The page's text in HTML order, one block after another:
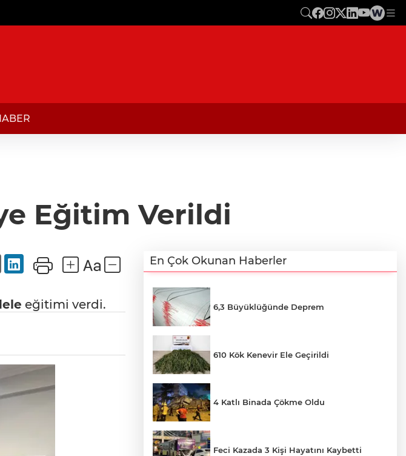
Eğitim Verildi
eğitimi verdi.
En Çok Okunan Haberler
6,3 Büyüklüğünde Deprem
610 Kök Kenevir Ele Geçirildi
4 Katlı Binada Çökme Oldu
Feci Kazada 3 Kişi Hayatını Kaybetti